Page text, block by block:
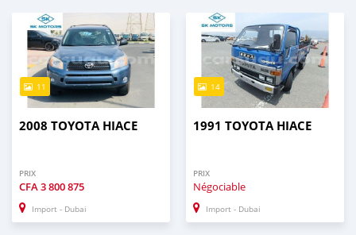
11
2008 TOYOTA HIACE
PRIX
CFA3 800 875
Import - Dubai
14
1991 TOYOTA HIACE
PRIX
Négociable
Import - Dubai